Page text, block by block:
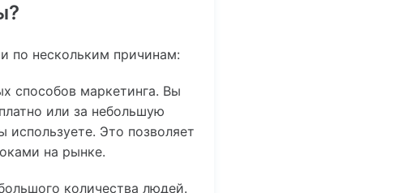
по нескольким причинам:
способов маркетинга. Вы
или за небольшую
используете. Это позволяет
на рынке.
количества людей.